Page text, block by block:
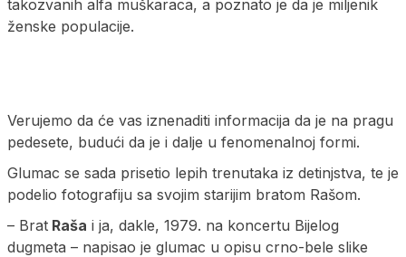
takozvanih alfa muškaraca, a poznato je da je miljenik
ženske populacije.
Verujemo da će vas iznenaditi informacija da je na pragu
pedesete, budući da je i dalje u fenomenalnoj formi.
Glumac se sada prisetio lepih trenutaka iz detinjstva, te je
podelio fotografiju sa svojim starijim bratom Rašom.
– Brat Raša i ja, dakle, 1979. na koncertu Bijelog
dugmeta – napisao je glumac u opisu crno-bele slike